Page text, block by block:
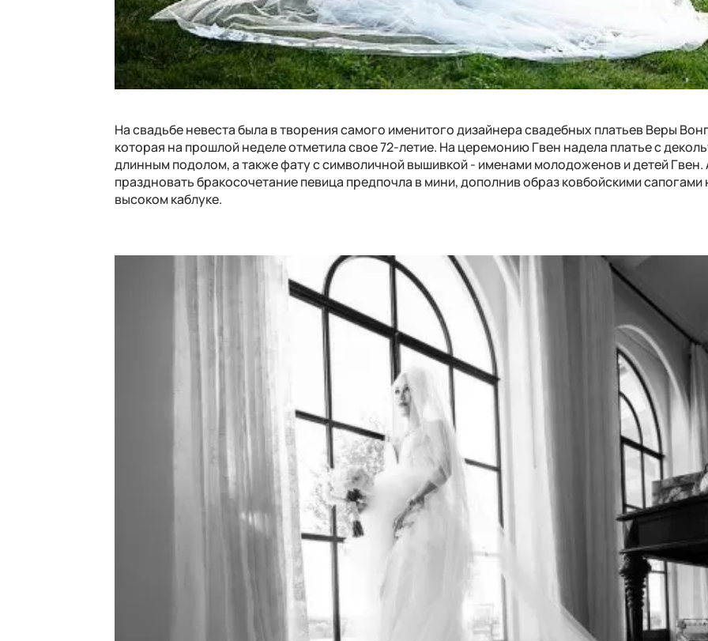
На свадьбе невеста была в творения самого именитого дизайнера свадебных платьев Веры
которая на прошлой неделе отметила свое 72-летие. На церемонию Гвен надела платье с
длинным подолом, а также фату с символичной вышивкой - именами молодоженов и детей Гвен.
праздновать бракосочетание певица предпочла в мини, дополнив образ ковбойскими сапогами
высоком каблуке.